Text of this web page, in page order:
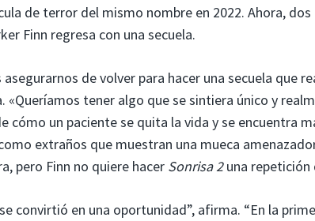
de terror del mismo nombre en 2022. Ahora,
Finn regresa con una secuela.
asegurarnos de volver para hacer una secuela que
«Queríamos tener algo que se sintiera único y
cómo un paciente se quita la vida y se encuentra
extraños que muestran una mueca
pero Finn no quiere hacer Sonrisa 2una repetición
convirtió en una oportunidad”, afirma. “En la